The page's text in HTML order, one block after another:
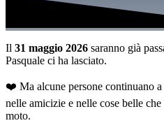
Il 31 maggio 2026 saranno già
Pasquale ci ha lasciato.
❤️ Ma alcune persone continuano
nelle amicizie e nelle cose belle
moto.